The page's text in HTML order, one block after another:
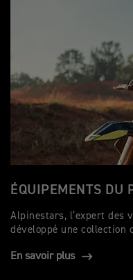
ÉQUIPEMENTS DU
Alpinestars, l’expert des
développé une collection
En savoir plus